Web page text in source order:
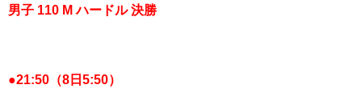
男子 110 M ハードル 決勝
●21:50（8日5:50）